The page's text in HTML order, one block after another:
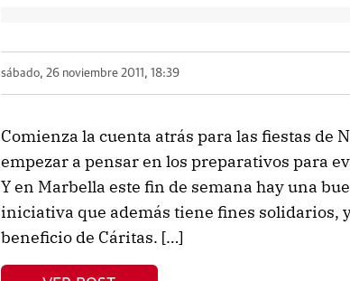
sábado, 26 noviembre 2011, 18:39
Comienza la cuenta atrás para las fiestas de
empezar a pensar en los preparativos para
Y en Marbella este fin de semana hay una
iniciativa que además tiene fines solidarios,
beneficio de Cáritas. […]